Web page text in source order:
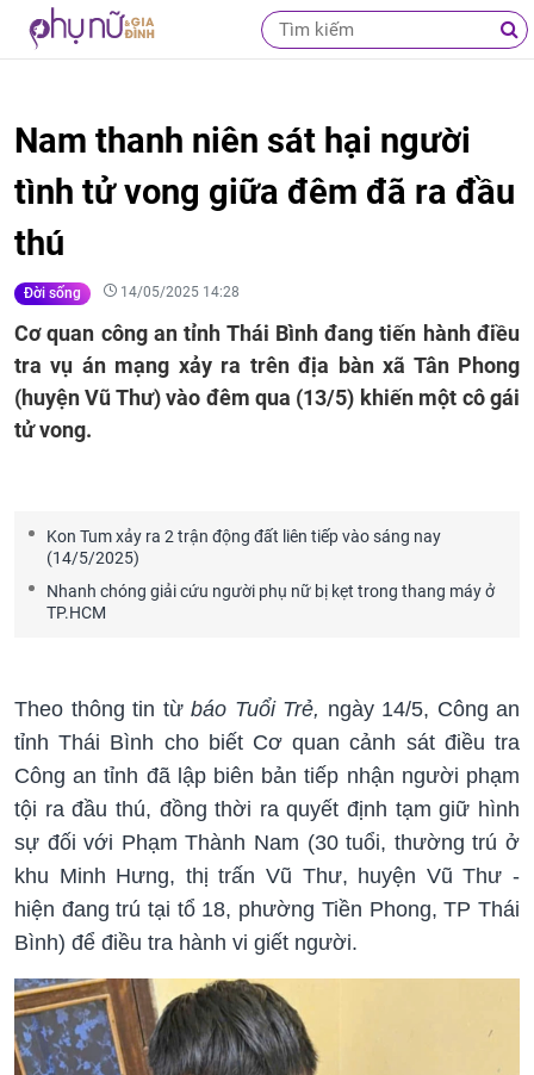
Nam thanh niên sát hại người
tình tử vong giữa đêm đã ra đầu
thú
Đời sống 14/05/2025 14:28
Cơ quan công an tỉnh Thái Bình đang tiến hành điều
tra vụ án mạng xảy ra trên địa bàn xã Tân Phong
(huyện Vũ Thư) vào đêm qua (13/5) khiến một cô gái
tử vong.
Kon Tum xảy ra 2 trận động đất liên tiếp vào sáng nay
(14/5/2025)
Nhanh chóng giải cứu người phụ nữ bị kẹt trong thang máy ở
TP.HCM
Theo thông tin từ báo Tuổi Trẻ, ngày 14/5, Công an
tỉnh Thái Bình cho biết Cơ quan cảnh sát điều tra
Công an tỉnh đã lập biên bản tiếp nhận người phạm
tội ra đầu thú, đồng thời ra quyết định tạm giữ hình
sự đối với Phạm Thành Nam (30 tuổi, thường trú ở
khu Minh Hưng, thị trấn Vũ Thư, huyện Vũ Thư -
hiện đang trú tại tổ 18, phường Tiền Phong, TP Thái
Bình) để điều tra hành vi giết người.